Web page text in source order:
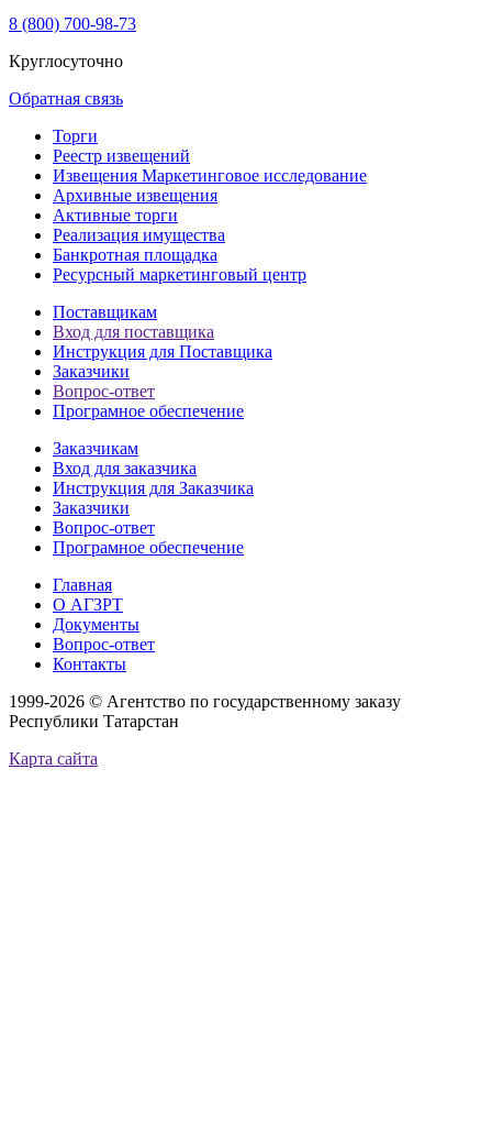
8 (800) 700-98-73
Круглосуточно
Обратная связь
Торги
Реестр извещений
Извещения Маркетинговое исследование
Архивные извещения
Активные торги
Реализация имущества
Банкротная площадка
Ресурсный маркетинговый центр
Поставщикам
Вход для поставщика
Инструкция для Поставщика
Заказчики
Вопрос-ответ
Програмное обеспечение
Заказчикам
Вход для заказчика
Инструкция для Заказчика
Заказчики
Вопрос-ответ
Програмное обеспечение
Главная
О АГЗРТ
Документы
Вопрос-ответ
Контакты
1999-2026 © Агентство по государственному заказу
Республики Татарстан
Карта сайта